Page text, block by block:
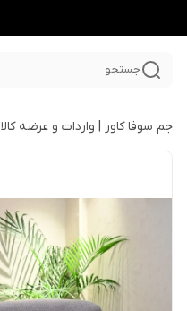
جستجو
جم سوفا کاور | واردات و عرضه